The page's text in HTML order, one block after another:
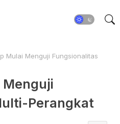
Mulai Menguji Fungsionalitas
Perangkat